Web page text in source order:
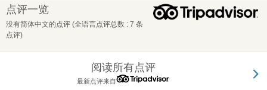
点评一览
没有简体中文的点评 (全语言点评总数 : 7 条
点评)
阅读所有点评
最新点评来自